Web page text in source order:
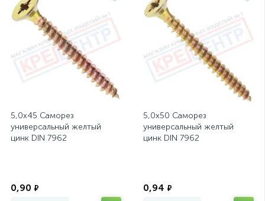
5,0х45 Саморез
универсальный желтый
цинк DIN 7962
0,90 ₽
5,0х50 Саморез
универсальный желтый
цинк DIN 7962
0,94 ₽